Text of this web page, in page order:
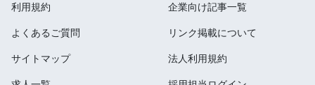
利用規約
よくあるご質問
サイトマップ
企業向け記事一覧
リンク掲載について
法人利用規約